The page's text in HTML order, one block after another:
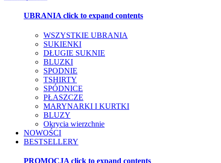
UBRANIAclick to expand contents
WSZYSTKIE UBRANIA
SUKIENKI
DŁUGIE SUKNIE
BLUZKI
SPODNIE
TSHIRTY
SPÓDNICE
PŁASZCZE
MARYNARKI I KURTKI
BLUZY
Okrycia wierzchnie
NOWOŚCI
BESTSELLERY
PROMOCJA click to expand contents